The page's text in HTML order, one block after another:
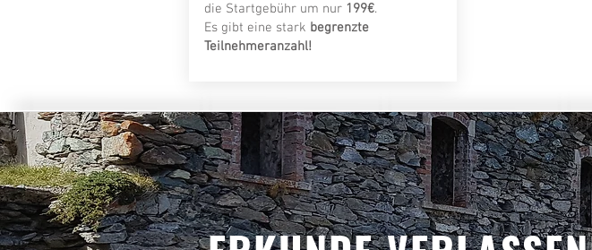
die Startgebühr um nur 199€.
Es gibt eine stark begrenzte
Teilnehmeranzahl!